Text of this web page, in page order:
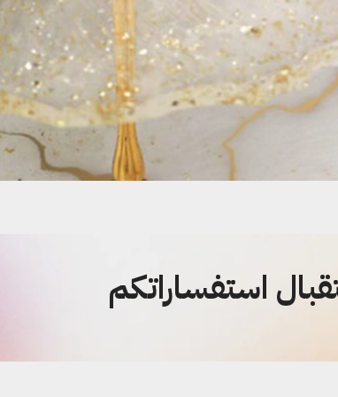
استفساراتكم